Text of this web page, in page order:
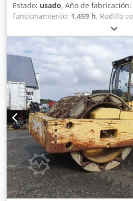
Estado: usado, Año de fabricación:
funcionamiento: 1,459 h, Rodillo
154 ACP-4i AM, año de fabricación:
funcionamiento: solo 1459 horas,
kW/75 CV], Asphalt Manager 2,
derecha, peso: 7400 kg, banda de
estado, listo para su uso
ofreceremos una propuesta de
financiación; el Sr. Mihm (tel. )
ayudarle. Para obtener más
página web. Salvo errores y venta
Tzmjmef Posibilidad de alquiler. =
Póngase en contacto con Tobias
información.